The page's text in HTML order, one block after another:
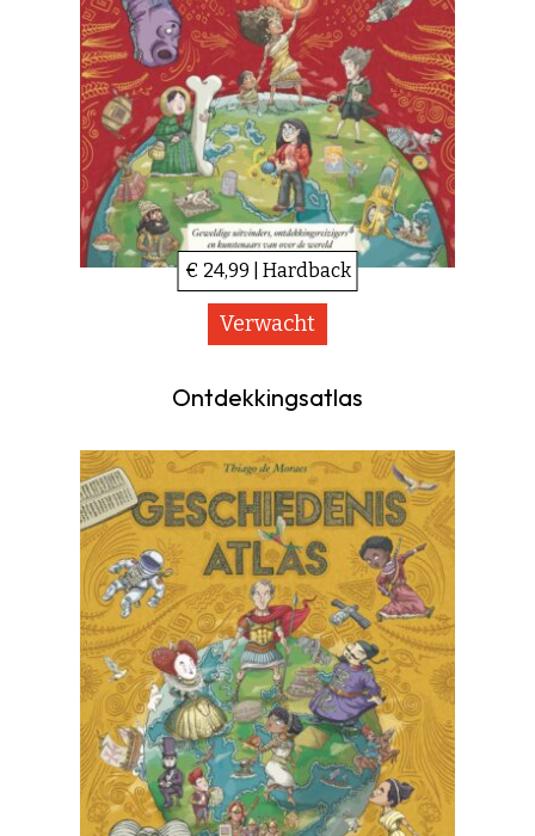
€ 24,99 | Hardback
Verwacht
Ontdekkingsatlas